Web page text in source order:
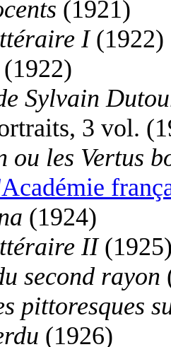
(1921)
I(1922)
(1922)
Sylvain
3 vol.
les Vertus
(1924)
II
second rayon
pittoresques
(1926)